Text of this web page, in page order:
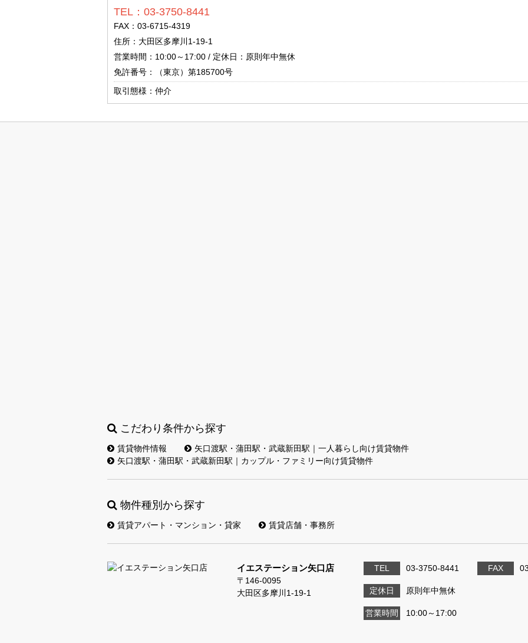
TEL：03-3750-8441
FAX：03-6715-4319
住所：大田区多摩川1-19-1
営業時間：10:00～17:00 / 定休日：原則年中無休
免許番号：（東京）第185700号
取引態様：仲介
こだわり条件から探す
賃貸物件情報
矢口渡駅・蒲田駅・武蔵新田駅｜一人暮らし向け賃貸物件
矢口渡駅・蒲田駅・武蔵新田駅｜カップル・ファミリー向け賃貸物件
物件種別から探す
賃貸アパート・マンション・貸家 賃貸店舗・事務所
イエステーション矢口店
〒146-0095
大田区多摩川1-19-1
TEL 03-3750-8441 FAX
定休日 原則年中無休
営業時間 10:00～17:00